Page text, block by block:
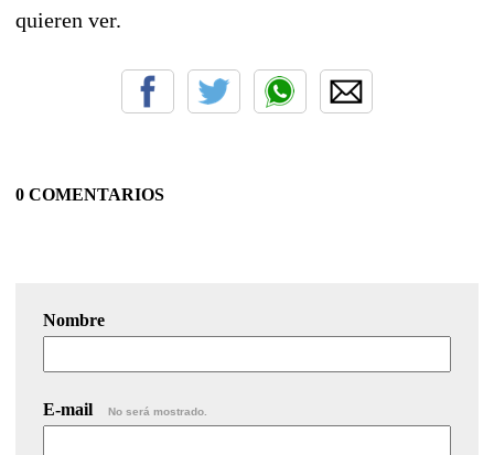
quieren ver.
0 COMENTARIOS
Nombre
E-mail No será mostrado.